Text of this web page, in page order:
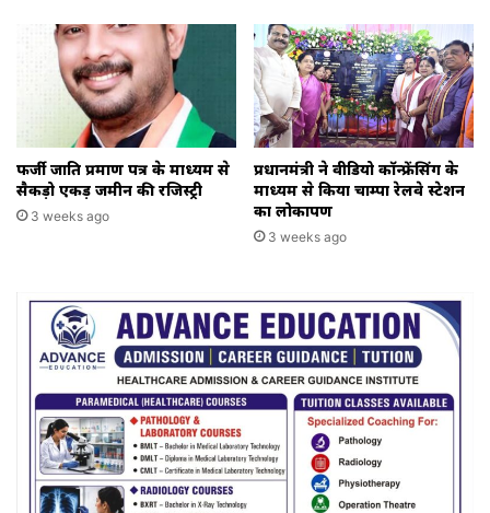
फर्जी जाति प्रमाण पत्र के माध्यम से
सैकड़ो एकड़ जमीन की रजिस्ट्री
3 weeks ago
प्रधानमंत्री ने वीडियो कॉन्फ्रेंसिंग के
माध्यम से किया चाम्पा रेलवे स्टेशन
का लोकार्पण
3 weeks ago